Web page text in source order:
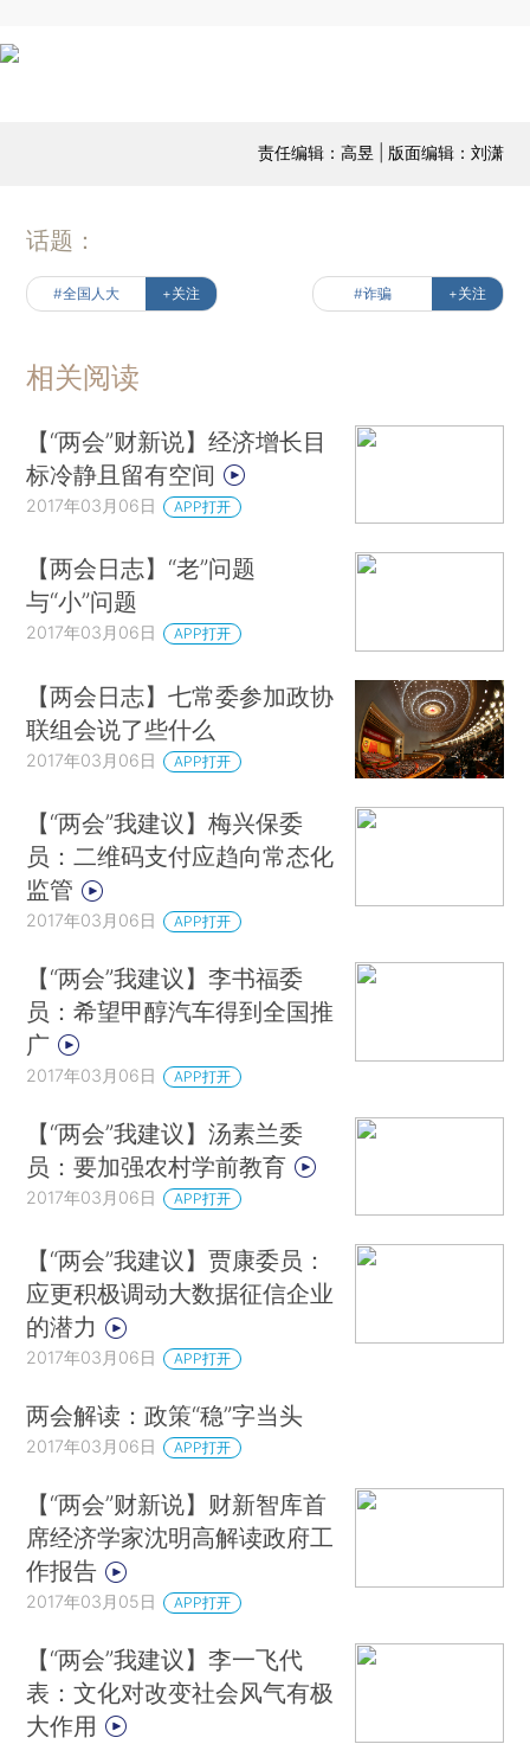
责任编辑：高昱 | 版面编辑：刘潇
话题：
#全国人大 +关注 #诈骗 +关注
相关阅读
【“两会”财新说】经济增长目
标冷静且留有空间
2017年03月06日 APP打开
【两会日志】“老”问题
与“小”问题
2017年03月06日 APP打开
【两会日志】七常委参加政协
联组会说了些什么
2017年03月06日 APP打开
【“两会”我建议】梅兴保委
员：二维码支付应趋向常态化
监管
2017年03月06日 APP打开
【“两会”我建议】李书福委
员：希望甲醇汽车得到全国推
广
2017年03月06日 APP打开
【“两会”我建议】汤素兰委
员：要加强农村学前教育
2017年03月06日 APP打开
【“两会”我建议】贾康委员：
应更积极调动大数据征信企业
的潜力
2017年03月06日 APP打开
两会解读：政策“稳”字当头
2017年03月06日 APP打开
【“两会”财新说】财新智库首
席经济学家沈明高解读政府工
作报告
2017年03月05日 APP打开
【“两会”我建议】李一飞代
表：文化对改变社会风气有极
大作用